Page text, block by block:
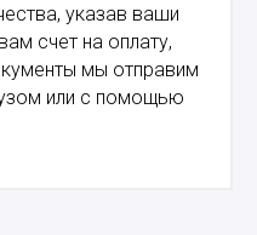
указав ваши
счет на оплату,
мы отправим
или с помощью